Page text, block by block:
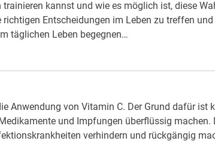
kannst und wie es möglich ist, diese
richtigen Entscheidungen im Leben zu treffen
täglichen Leben begegnen…
Anwendung von Vitamin C. Der Grund dafür ist
und Impfungen überflüssig machen.
verhindern und rückgängig